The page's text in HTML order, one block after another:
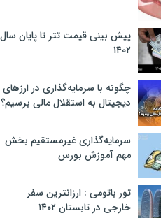
پیش بینی قیمت تتر تا پایان سال
۱۴۰۲
چگونه با سرمایه‌گذاری در ارزهای
دیجیتال به استقلال مالی برسیم؟
سرمایه‌گذاری غیرمستقیم بخش
مهم آموزش بورس
تور باتومی : ارزانترین سفر
خارجی در تابستان ۱۴۰۲